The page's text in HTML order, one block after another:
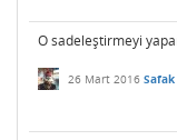
O sadeleştirmeyi
26 Mart 2016 Safak